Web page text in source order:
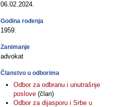
06.02.2024.
Godina rođenja
1959.
Zanimanje
advokat
Članstvo u odborima
Odbor za odbranu i unutrašnje
poslove (član)
Odbor za dijasporu i Srbe u